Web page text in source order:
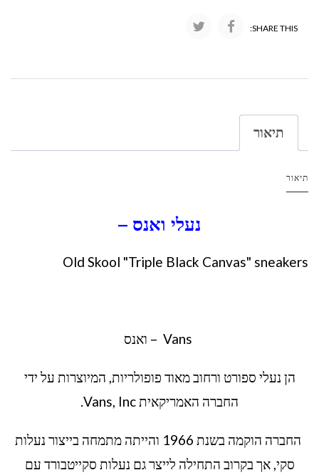
SHARE THIS:
תיאור
תיאור
נעלי ואנס –
Old Skool "Triple Black Canvas" sneakers
הן נעלי ספורט ורחוב מאוד פופולריות, המיוצרות על ידי
החברה האמריקאית Vans, Inc.
החברה הוקמה בשנת 1966 והייתה מתמחה בייצור נעלות
סקי, אך בקרוב התחילה לייצר גם נעלות סקייטבורד עם